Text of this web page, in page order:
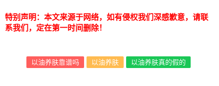
特别声明：本文来源于网络，如有侵权我们深感歉意，请联
系我们，定在第一时间删除！
以油养肤靠谱吗 以油养肤 以油养肤真的假的